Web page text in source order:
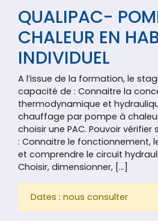
QUALIPAC-
CHALEUR EN
INDIVIDUEL
A l’issue de la formation, le
capacité de : Connaitre la
thermodynamique et
chauffage par pompe à
choisir une PAC. Pouvoir vérifier
: Connaitre le fonctionnement,
et comprendre le circuit
Choisir, dimensionner, […]
Dates : nous consulter